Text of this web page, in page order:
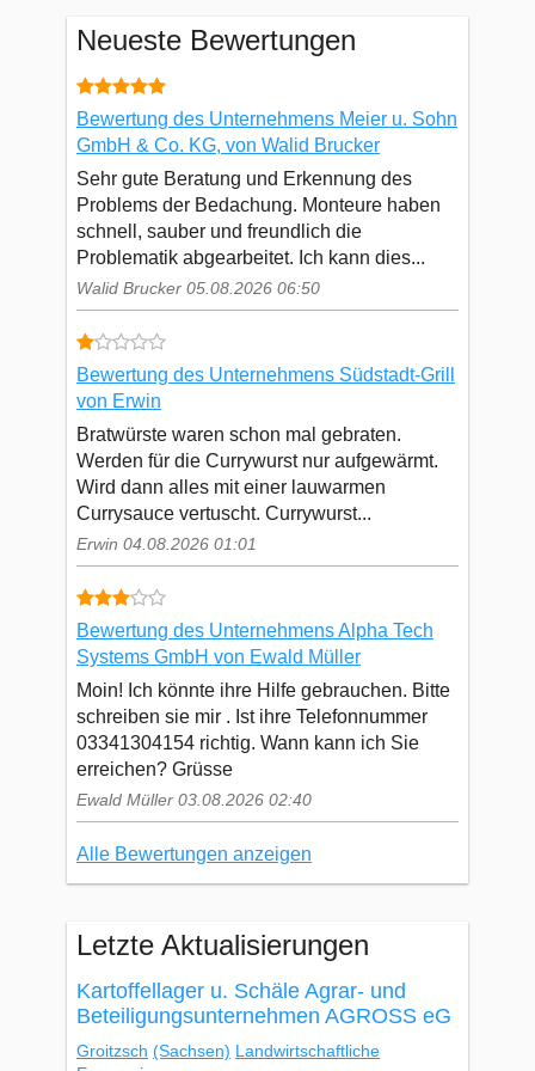
Neueste Bewertungen
Bewertung des Unternehmens Meier u. Sohn
GmbH & Co. KG, von Walid Brucker
Sehr gute Beratung und Erkennung des
Problems der Bedachung. Monteure haben
schnell, sauber und freundlich die
Problematik abgearbeitet. Ich kann dies...
Walid Brucker 05.08.2026 06:50
Bewertung des Unternehmens Südstadt-Grill
von Erwin
Bratwürste waren schon mal gebraten.
Werden für die Currywurst nur aufgewärmt.
Wird dann alles mit einer lauwarmen
Currysauce vertuscht. Currywurst...
Erwin 04.08.2026 01:01
Bewertung des Unternehmens Alpha Tech
Systems GmbH von Ewald Müller
Moin! Ich könnte ihre Hilfe gebrauchen. Bitte
schreiben sie mir . Ist ihre Telefonnummer
03341304154 richtig. Wann kann ich Sie
erreichen? Grüsse
Ewald Müller 03.08.2026 02:40
Alle Bewertungen anzeigen
Letzte Aktualisierungen
Kartoffellager u. Schäle Agrar- und
Beteiligungsunternehmen AGROSS eG
Groitzsch (Sachsen) Landwirtschaftliche